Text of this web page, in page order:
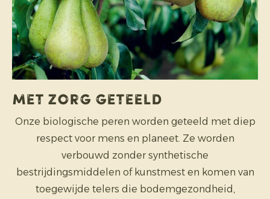
Met zorg geteeld
Onze biologische peren worden geteeld met diep
respect voor mens en planeet. Ze worden
verbouwd zonder synthetische
bestrijdingsmiddelen of kunstmest en komen van
toegewijde telers die bodemgezondheid,